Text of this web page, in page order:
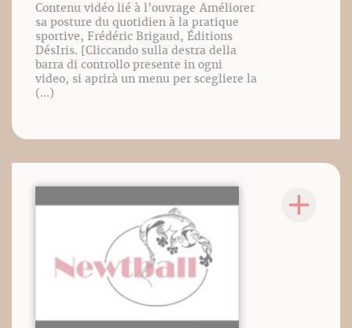
Contenu vidéo lié à l’ouvrage Améliorer
sa posture du quotidien à la pratique
sportive, Frédéric Brigaud, Éditions
DésIris. [Cliccando sulla destra della
barra di controllo presente in ogni
video, si aprirà un menu per scegliere la
(...)